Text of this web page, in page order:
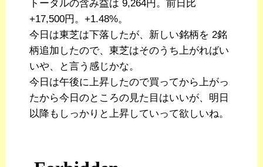
トータルの含み益は 9,264円。前日比
+17,500円。+1.48%。
今日は東芝は下落したが、新しい銘柄を 2銘
柄追加したので、東芝はそのうち上がればい
いや、と言う感じかな。
今日は午後に上昇したので買ってから上がっ
たから今日のところの見た目はいいが、明日
以降もしっかりと上昇していって欲しいね。